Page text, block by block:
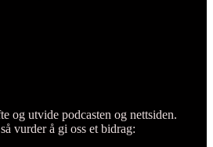
og utvide podcasten og nettsiden.
vurder å gi oss et bidrag: